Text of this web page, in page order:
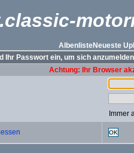
AlbenlisteNeueste
Ihr Passwort ein, um sich anzumelden
Achtung: Ihr Browser
Immer
OK